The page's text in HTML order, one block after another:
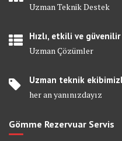
Uzman Teknik Destek
Hızlı, etkili ve güvenilir
Uzman Çözümler
Uzman teknik
her an yanınızdayız
Gömme Rezervuar Servis